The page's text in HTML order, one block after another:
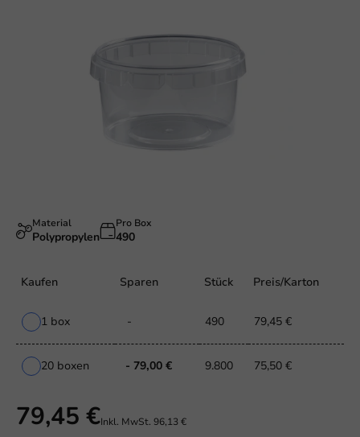
Material
Polypropylen
Pro Box
490
Kaufen Sparen Stück Preis/Karton
1 box - 490 79,45 €
20 boxen - 79,00 € 9.800 75,50 €
79,45 €Inkl. MwSt. 96,13 €